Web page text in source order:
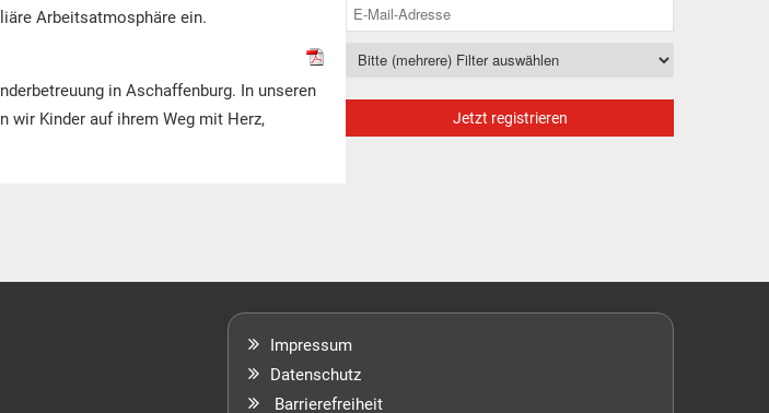
Arbeitsatmosphäre ein.
in Aschaffenburg. In unseren
wir Kinder auf ihrem Weg mit Herz,
Impressum
Datenschutz
Barrierefreiheit